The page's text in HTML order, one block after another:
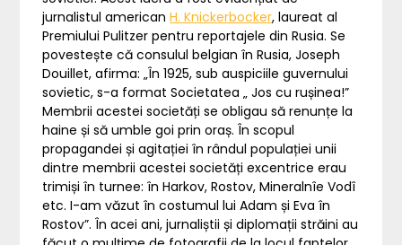
jurnalistul americanH. Knickerbocker, laureat al
Premiului Pulitzer pentru reportajele din Rusia. Se
povestește că consulul belgian în Rusia, Joseph
Douillet, afirma: „În 1925, sub auspiciile guvernului
sovietic, s-a format Societatea „ Jos cu rușinea!”
Membrii acestei societăți se obligau să renunțe la
haine și să umble goi prin oraș. În scopul
propagandei și agitației în rândul populației unii
dintre membrii acestei societăți excentrice erau
trimiși în turnee: în Harkov, Rostov, Mineralnîe Vodî
etc. I-am văzut în costumul lui Adam și Eva în
Rostov”. În acei ani, jurnaliștii și diplomații străini au